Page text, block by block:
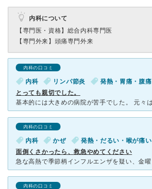
内科について
【専門医・資格】 総合内科専門医
【専門外来】 頭痛専門外来
内科の口コミ
内科 リンパ節炎 発熱・胃痛・腹痛
とっても親切でした。
内科の口コミ
内科 かぜ 発熱・だるい・喉が痛い
面倒くさかったら、救急やめてください
内科の口コミ